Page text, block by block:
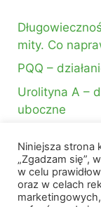
mity. Co
PQQ –
Urolityna A –
uboczne
Szukasz
Szukaj:
Niniejsza strona
„Zgadzam się”,
w celu
oraz w celach